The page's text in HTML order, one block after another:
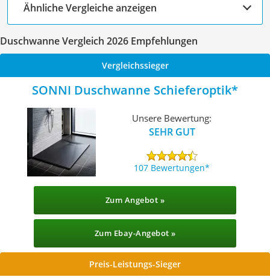
Ähnliche Vergleiche anzeigen
Duschwanne Vergleich 2026 Empfehlungen
Vergleichssieger
SONNI Duschwanne Schieferoptik
Unsere Bewertung:
SEHR GUT
107 Bewertungen
Zum Angebot »
Zum Ebay-Angebot »
Preis-Leistungs-Sieger